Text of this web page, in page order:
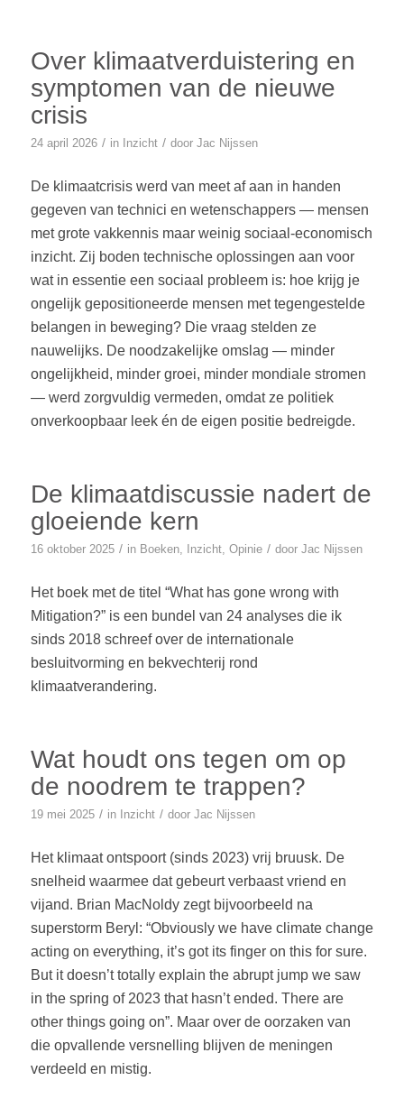
Over klimaatverduistering en
symptomen van de nieuwe
crisis
24 april 2026 / in Inzicht / door Jac Nijssen
De klimaatcrisis werd van meet af aan in handen
gegeven van technici en wetenschappers — mensen
met grote vakkennis maar weinig sociaal-economisch
inzicht. Zij boden technische oplossingen aan voor
wat in essentie een sociaal probleem is: hoe krijg je
ongelijk gepositioneerde mensen met tegengestelde
belangen in beweging? Die vraag stelden ze
nauwelijks. De noodzakelijke omslag — minder
ongelijkheid, minder groei, minder mondiale stromen
— werd zorgvuldig vermeden, omdat ze politiek
onverkoopbaar leek én de eigen positie bedreigde.
De klimaatdiscussie nadert de
gloeiende kern
16 oktober 2025 / in Boeken, Inzicht, Opinie / door Jac Nijssen
Het boek met de titel “What has gone wrong with
Mitigation?” is een bundel van 24 analyses die ik
sinds 2018 schreef over de internationale
besluitvorming en bekvechterij rond
klimaatverandering.
Wat houdt ons tegen om op
de noodrem te trappen?
19 mei 2025 / in Inzicht / door Jac Nijssen
Het klimaat ontspoort (sinds 2023) vrij bruusk. De
snelheid waarmee dat gebeurt verbaast vriend en
vijand. Brian MacNoldy zegt bijvoorbeeld na
superstorm Beryl: “Obviously we have climate change
acting on everything, it’s got its finger on this for sure.
But it doesn’t totally explain the abrupt jump we saw
in the spring of 2023 that hasn’t ended. There are
other things going on”. Maar over de oorzaken van
die opvallende versnelling blijven de meningen
verdeeld en mistig.